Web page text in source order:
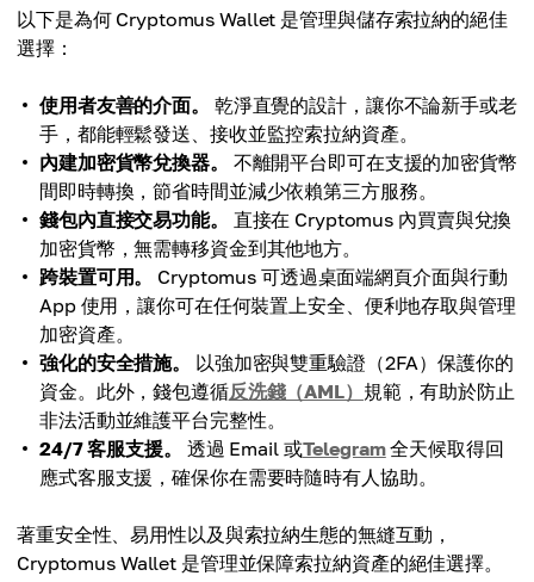
以下是為何 Cryptomus Wallet 是管理與儲存索拉納的絕佳
選擇：
使用者友善的介面。
乾淨直覺的設計，讓你不論新手或老
手，都能輕鬆發送、接收並監控索拉納資產。
內建加密貨幣兌換器。
不離開平台即可在支援的加密貨幣
間即時轉換，節省時間並減少依賴第三方服務。
錢包內直接交易功能。
直接在 Cryptomus 內買賣與兌換
加密貨幣，無需轉移資金到其他地方。
跨裝置可用。
Cryptomus 可透過桌面端網頁介面與行動
App 使用，讓你可在任何裝置上安全、便利地存取與管理
加密資產。
強化的安全措施。
以強加密與雙重驗證（2FA）保護你的
資金。此外，錢包遵循反洗錢（AML） 規範，有助於防止
非法活動並維護平台完整性。
24/7 客服支援。
透過 Email 或Telegram全天候取得回
應式客服支援，確保你在需要時隨時有人協助。
著重安全性、易用性以及與索拉納生態的無縫互動，
Cryptomus Wallet 是管理並保障索拉納資產的絕佳選擇。